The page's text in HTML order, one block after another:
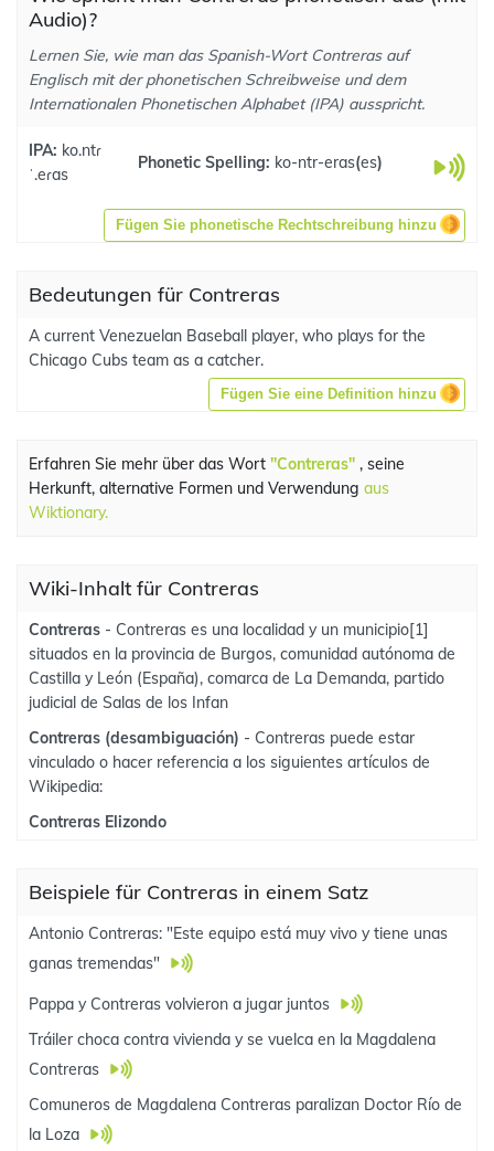
Audio)?
Lernen Sie, wie man das Spanish-Wort Contreras auf
Englisch mit der phonetischen Schreibweise und dem
Internationalen Phonetischen Alphabet (IPA) ausspricht.
IPA: ko.ntɾ
ˈ.eɾas
Phonetic Spelling: ko-ntr-eras(es)
Fügen Sie phonetische Rechtschreibung hinzu
Bedeutungen für Contreras
A current Venezuelan Baseball player, who plays for the
Chicago Cubs team as a catcher.
Fügen Sie eine Definition hinzu
Erfahren Sie mehr über das Wort "Contreras" , seine
Herkunft, alternative Formen und Verwendung aus
Wiktionary.
Wiki-Inhalt für Contreras
Contreras - Contreras es una localidad y un municipio[1]​
situados en la provincia de Burgos, comunidad autónoma de
Castilla y León (España), comarca de La Demanda, partido
judicial de Salas de los Infan
Contreras (desambiguación) - Contreras puede estar
vinculado o hacer referencia a los siguientes artículos de
Wikipedia:
Contreras Elizondo
Beispiele für Contreras in einem Satz
Antonio Contreras: "Este equipo está muy vivo y tiene unas
ganas tremendas"
Pappa y Contreras volvieron a jugar juntos
Tráiler choca contra vivienda y se vuelca en la Magdalena
Contreras
Comuneros de Magdalena Contreras paralizan Doctor Río de
la Loza